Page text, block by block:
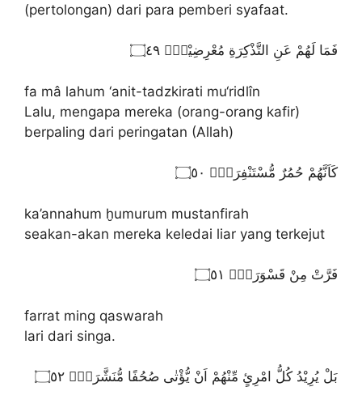
(pertolongan) dari para pemberi syafaat.
فَمَا لَهُمْ عَنِ التَّذْكِرَةِ مُعْرِضِيْنَۙ ۝٤٩
fa mâ lahum ‘anit-tadzkirati mu‘ridlîn
Lalu, mengapa mereka (orang-orang kafir)
berpaling dari peringatan (Allah)
كَاَنَّهُمْ حُمُرٌ مُّسْتَنْفِرَةٌۙ ۝٥٠
ka’annahum ḫumurum mustanfirah
seakan-akan mereka keledai liar yang terkejut
فَرَّتْ مِنْ قَسْوَرَةٍۗ ۝٥١
farrat ming qaswarah
lari dari singa.
بَلْ يُرِيْدُ كُلُّ امْرِئٍ مِّنْهُمْ اَنْ يُّؤْتٰى صُحُفًا مُّنَشَّرَةًۙ ۝٥٢